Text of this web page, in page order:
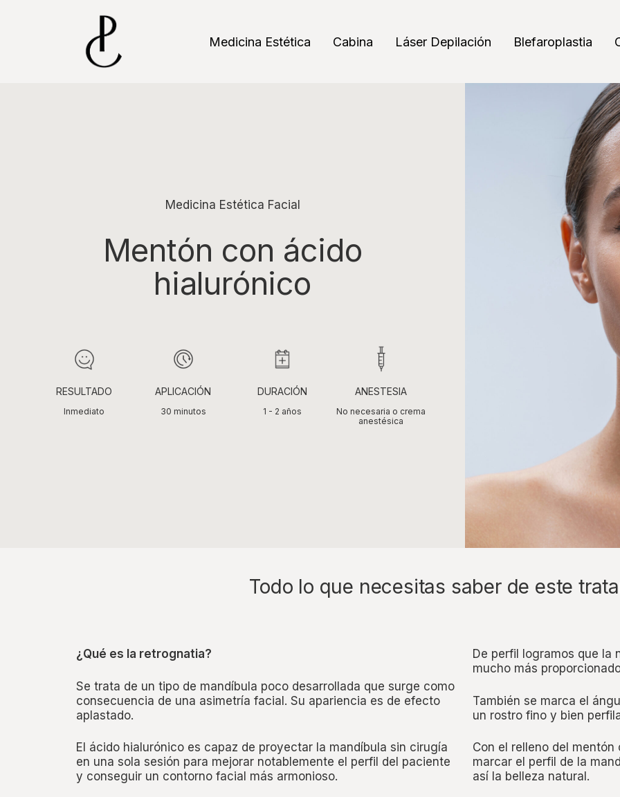
Medicina Estética Cabina Láser Depilación Blefaroplastia
Medicina Estética Facial
Mentón con ácido
hialurónico
RESULTADO
Inmediato
APLICACIÓN
30 minutos
DURACIÓN
1 - 2 años
ANESTESIA
No necesaria o crema
anestésica
Todo lo que necesitas saber de este
¿Qué es la retrognatia?
Se trata de un tipo de mandíbula poco desarrollada que surge como
consecuencia de una asimetría facial. Su apariencia es de efecto
aplastado.
El ácido hialurónico es capaz de proyectar la mandíbula sin cirugía
en una sola sesión para mejorar notablemente el perfil del paciente
y conseguir un contorno facial más armonioso.
De perfil logramos que la
mucho más
También se marca el
un rostro fino y bien
Con el relleno del
marcar el perfil de la
así la belleza natural.